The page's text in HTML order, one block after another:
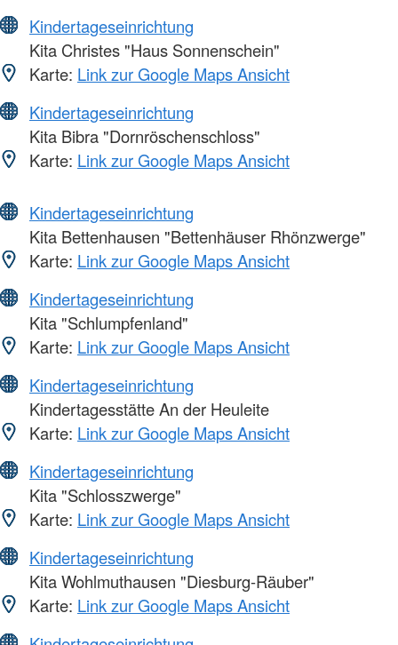
Kindertageseinrichtung
Kita Christes "Haus Sonnenschein"
Karte: Link zur Google Maps Ansicht
Kindertageseinrichtung
Kita Bibra "Dornröschenschloss"
Karte: Link zur Google Maps Ansicht
Kindertageseinrichtung
Kita Bettenhausen "Bettenhäuser Rhönzwerge"
Karte: Link zur Google Maps Ansicht
Kindertageseinrichtung
Kita "Schlumpfenland"
Karte: Link zur Google Maps Ansicht
Kindertageseinrichtung
Kindertagesstätte An der Heuleite
Karte: Link zur Google Maps Ansicht
Kindertageseinrichtung
Kita "Schlosszwerge"
Karte: Link zur Google Maps Ansicht
Kindertageseinrichtung
Kita Wohlmuthausen "Diesburg-Räuber"
Karte: Link zur Google Maps Ansicht